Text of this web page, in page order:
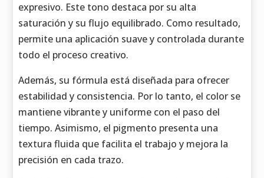
expresivo. Este tono destaca por su alta
saturación y su flujo equilibrado. Como resultado,
permite una aplicación suave y controlada durante
todo el proceso creativo.
Además, su fórmula está diseñada para ofrecer
estabilidad y consistencia. Por lo tanto, el color se
mantiene vibrante y uniforme con el paso del
tiempo. Asimismo, el pigmento presenta una
textura fluida que facilita el trabajo y mejora la
precisión en cada trazo.